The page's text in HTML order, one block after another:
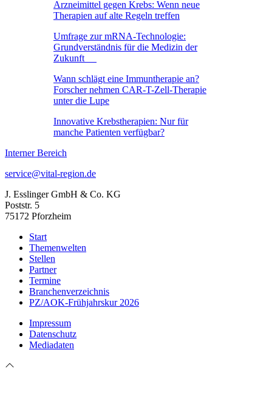
Arzneimittel gegen Krebs: Wenn neue
Therapien auf alte Regeln treffen
Umfrage zur mRNA-Technologie:
Grundverständnis für die Medizin der
Zukunft
Wann schlägt eine Immuntherapie an?
Forscher nehmen CAR-T-Zell-Therapie
unter die Lupe
Innovative Krebstherapien: Nur für
manche Patienten verfügbar?
Interner Bereich
service@vital-region.de
J. Esslinger GmbH & Co. KG
Poststr. 5
75172 Pforzheim
Start
Themenwelten
Stellen
Partner
Termine
Branchenverzeichnis
PZ/AOK-Frühjahrskur 2026
Impressum
Datenschutz
Mediadaten